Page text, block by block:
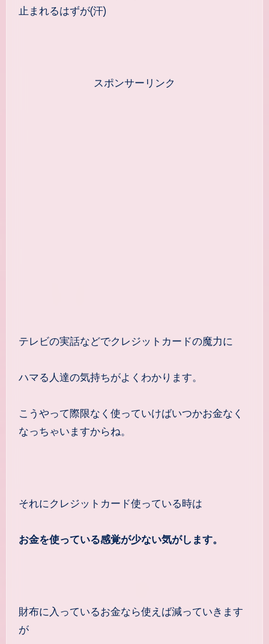
止まれるはずが(汗)
スポンサーリンク
テレビの実話などでクレジットカードの魔力に
ハマる人達の気持ちがよくわかります。
こうやって際限なく使っていけばいつかお金なく
なっちゃいますからね。
それにクレジットカード使っている時は
お金を使っている感覚が少ない気がします。
財布に入っているお金なら使えば減っていきます
が